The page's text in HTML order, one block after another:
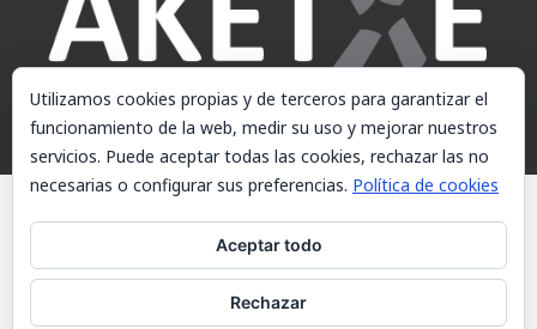
© AKETXE Consulting, S.L. - Este sitio web utiliza cookies, consulte
nuestra Política de cookies.
Política de cookies
Utilizamos cookies propias y de terceros para garantizar el
funcionamiento de la web, medir su uso y mejorar nuestros
servicios. Puede aceptar todas las cookies, rechazar las no
necesarias o configurar sus preferencias. Política de cookies
Aceptar todo
Rechazar